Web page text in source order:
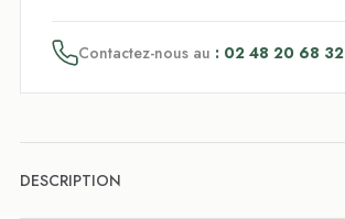
Contactez-nous au : 02 48 20 68 32
DESCRIPTION